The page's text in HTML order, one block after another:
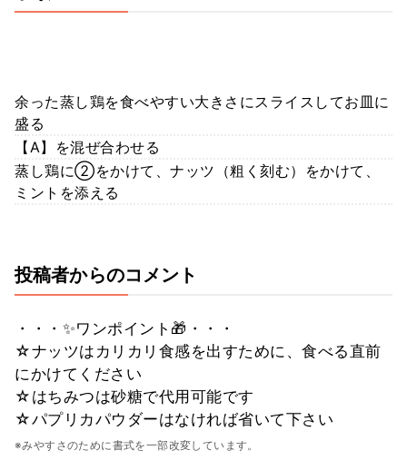
余った蒸し鶏を食べやすい大きさにスライスしてお皿に
盛る
【A】を混ぜ合わせる
蒸し鶏に②をかけて、ナッツ（粗く刻む）をかけて、
ミントを添える
投稿者からのコメント
・・・✨ワンポイント🎁・・・
☆ナッツはカリカリ食感を出すために、食べる直前
にかけてください
☆はちみつは砂糖で代用可能です
☆パプリカパウダーはなければ省いて下さい
※みやすさのために書式を一部改変しています。